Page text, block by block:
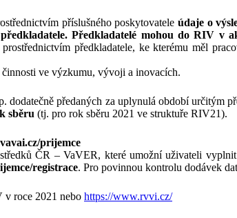
příslušného poskytovatele údaje o
Předkladatelé mohou do RIV v
předkladatele, ke kterému měl
ve výzkumu, vývoji a inovacích.
dodatečně předaných za uplynulá období určitým
sběru (tj. pro rok sběru 2021 ve struktuře RIV21).
prijemce
ČR – VaVER, které umožní uživateli
registrace. Pro povinnou kontrolu dodávek
v roce 2021 nebo https://www.rvvi.cz/